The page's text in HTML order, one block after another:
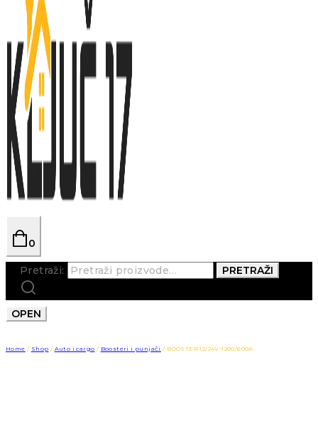
0
Pretraži: PRETRAŽI
OPEN
Home / Shop / Auto i cargo / Boosteri i punjači / BOOSTER 12/24V-1200/600A